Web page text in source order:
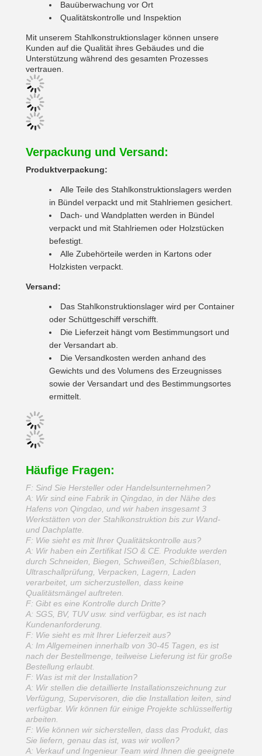
Bauüberwachung vor Ort
Qualitätskontrolle und Inspektion
Mit unserem Stahlkonstruktionslager können unsere
Kunden auf die Qualität ihres Gebäudes und die
Unterstützung während des gesamten Prozesses
vertrauen.
Verpackung und Versand:
Produktverpackung:
Alle Teile des Stahlkonstruktionslagers werden
in Bündel verpackt und mit Stahlriemen gesichert.
Dach- und Wandplatten werden in Bündel
verpackt und mit Stahlriemen oder Holzstücken
befestigt.
Alle Zubehörteile werden in Kartons oder
Holzkisten verpackt.
Versand:
Das Stahlkonstruktionslager wird per Container
oder Schüttgeschiff verschifft.
Die Lieferzeit hängt vom Bestimmungsort und
der Versandart ab.
Die Versandkosten werden anhand des
Gewichts und des Volumens des Erzeugnisses
sowie der Versandart und des Bestimmungsortes
ermittelt.
Häufige Fragen:
F: Sind Sie Hersteller oder Handelsunternehmen?
A: Wir sind eine Fabrik in Qingdao, in der Nähe des
Hafens von Qingdao, und wir haben insgesamt 3
Werkstätten von der Stahlkonstruktion bis zur Wand-
und Dachplatte.
F: Wie sieht es mit Ihrer Qualitätskontrolle aus?
A: Wir haben ein Zertifikat ISO & CE. Produkte werden
durch Schneiden, Biegen, Schweißen, Schießblasen,
Ultraschallprüfung, Verpacken, Lagern, Laden
verarbeitet, um sicherzustellen, dass keine
Qualitätsmängel auftreten.
F: Gibt es eine Kontrolle durch Dritte?
A: SGS, BV, TUV usw. sind verfügbar, es ist nach
Kundenanforderung.
F: Wie sieht es mit Ihrer Lieferzeit aus?
A: Im Allgemeinen innerhalb von 30-45 Tagen, es ist
nach der Bestellmenge, teilweise Lieferung ist für große
Bestellung erlaubt.
F: Was ist mit der Installation?
A: Wir stellen die detaillierte Installationszeichnung zur
Verfügung, Supervisoren, die die Installation leiten, sind
verfügbar. Wir können für einige Projekte schlüsselfertig
arbeiten.
F: Wie können wir sicherstellen, dass das Produkt, das
Sie liefern, genau das ist, was wir wollen?
A: Verkauf und Ingenieur Team wird Ihnen die geeignete